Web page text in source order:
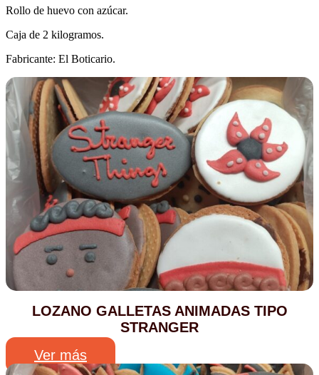
Rollo de huevo con azúcar.
Caja de 2 kilogramos.
Fabricante: El Boticario.
LOZANO GALLETAS ANIMADAS TIPO
STRANGER
Ver más